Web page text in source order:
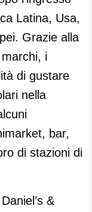
Latina, Usa,
Grazie alla
i
di gustare
nella
bar,
di stazioni di
&